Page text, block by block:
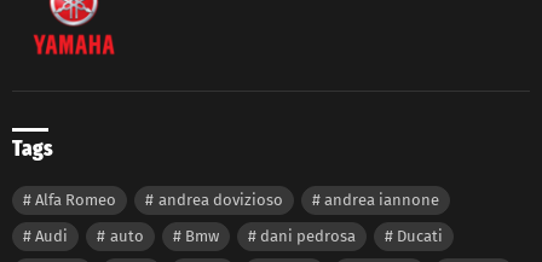
Tags
Alfa Romeo andrea dovizioso
andrea iannone
Audi
auto Bmw dani pedrosa
Ducati